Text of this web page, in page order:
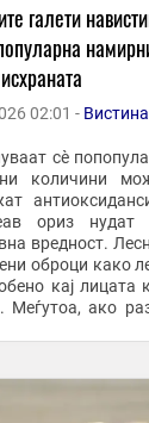
галети
исхраната
02:01 - Вистина
сѐ
количини
ориз
вредност.
оброци како
кај лицата
ако